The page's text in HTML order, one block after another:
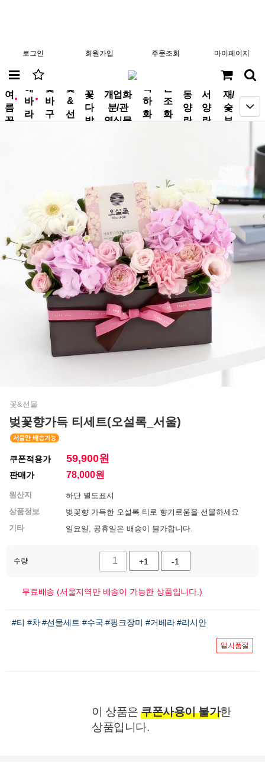
로그인 회원가입 주문조회 마이페이지
new
여
름
꽃
new
해
바
라
꽃
바
구
꽃
&
선
꽃
다
발
개업화
분/관
엽식물
축
하
화
근
조
화
동
양
란
서
양
란
분
재/
숯
부
꽃&선물
벚꽃향가득 티세트(오설록_서울)
쿠폰적용가 59,900원
판매가 78,000원
원산지
하단 별도표시
상품정보
벚꽃향 가득한 오설록 티로 향기로움을 선물하세요
기타
일요일, 공휴일은 배송이 불가합니다.
수량 +1 -1
무료배송 (서울지역만 배송이 가능한 상품입니다.)
#티 #차 #선물세트 #수국 #핑크장미 #거베라 #리시안
이 상품은 쿠폰사용이 불가한
상품입니다.